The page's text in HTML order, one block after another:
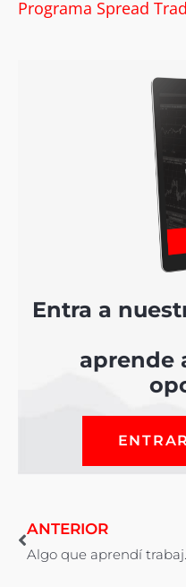
Programa Spread
Entra a
aprende
ANTERIOR
Algo